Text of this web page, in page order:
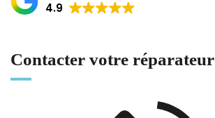
4.9
Contacter votre réparateur